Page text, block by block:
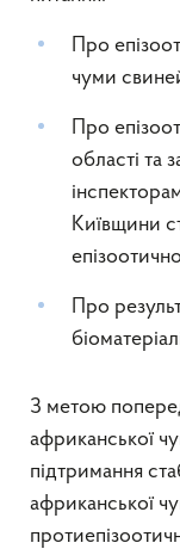
Про
чуми свиней
Про
області та
Київщини
Про
З метою
африканської
підтримання
африканської